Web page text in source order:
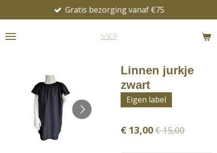
direct
naar
Gratis bezorging vanaf €75
Linnen jurkje
zwart
Eigen label
€ 13,00€ 15,00